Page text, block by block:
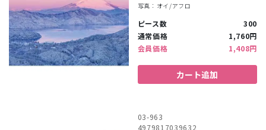
写真：オイ/アフロ
ピース数
300
通常価格
1,760円
会員価格
1,408円
カート追加
03-963
4979817039632